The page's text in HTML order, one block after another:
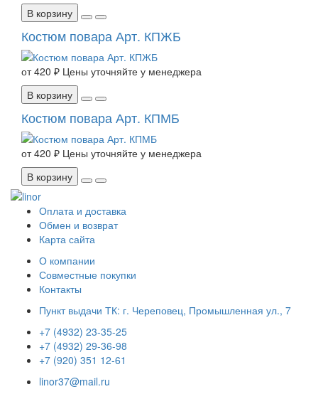
В корзину
Костюм повара Арт. КПЖБ
от 420 ₽ Цены уточняйте у менеджера
В корзину
Костюм повара Арт. КПМБ
от 420 ₽ Цены уточняйте у менеджера
В корзину
Оплата и доставка
Обмен и возврат
Карта сайта
О компании
Совместные покупки
Контакты
Пункт выдачи ТК: г. Череповец, Промышленная ул., 7
+7 (4932) 23-35-25
+7 (4932) 29-36-98
+7 (920) 351 12-61
linor37@mail.ru